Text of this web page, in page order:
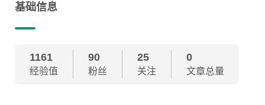
基础信息
1161
经验值
90
粉丝
25
关注
0
文章总量